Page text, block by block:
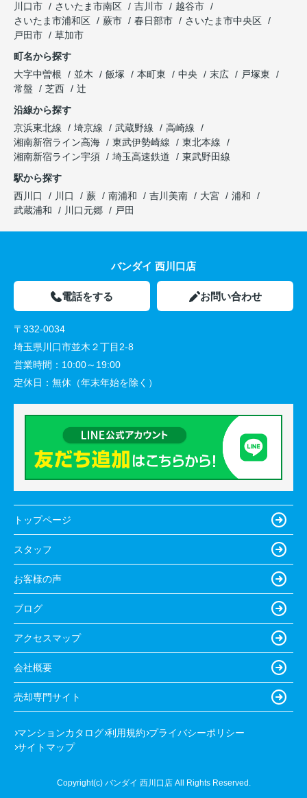
川口市
さいたま市南区 吉川市
越谷市
さいたま市浦和区
蕨市 春日部市
さいたま市中央区
戸田市
草加市
町名から探す
大字中曽根
並木 飯塚 本町東 中央 末広
戸塚東
常盤
芝西
辻
沿線から探す
京浜東北線
埼京線 武蔵野線
高崎線
湘南新宿ライン高海
東武伊勢崎線
東北本線
湘南新宿ライン宇須
埼玉高速鉄道
東武野田線
駅から探す
西川口
川口 蕨 南浦和 吉川美南 大宮
浦和
武蔵浦和
川口元郷 戸田
バンダイ 西川口店
電話をする お問い合わせ
〒332-0034
埼玉県川口市並木２丁目2-8
営業時間： 10:00～19:00
定休日： 無休（年末年始を除く）
トップページ
スタッフ
お客様の声
ブログ
アクセスマップ
会社概要
売却専門サイト
マンションカタログ 利用規約 プライバシーポリシー
サイトマップ
Copyright(c) バンダイ 西川口店 All Rights Reserved.